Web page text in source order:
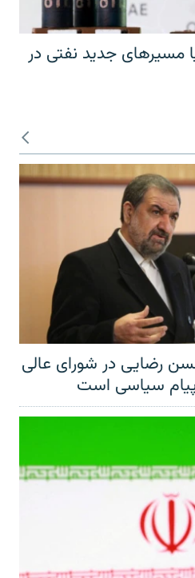
مسیرهای جدید نفتی در
رضایی در شورای عالی
سیاسی است